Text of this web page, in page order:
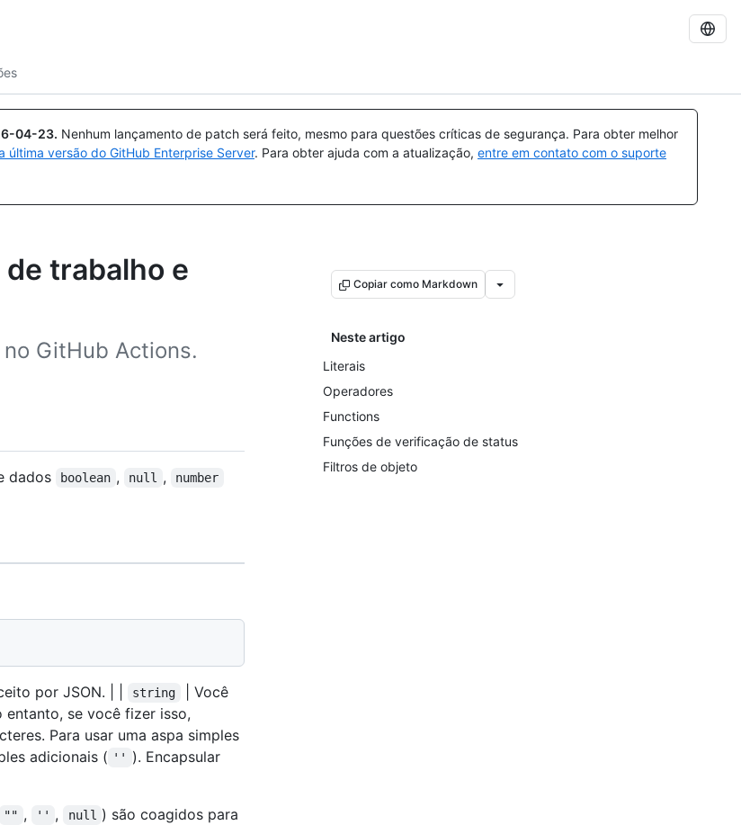
04-23. Nenhum lançamento de patch será feito, mesmo para questões críticas de segurança. Para obter melhor
última versão do GitHub Enterprise Server. Para obter ajuda com a atualização, entre em contato com o suporte
trabalho e
GitHub Actions.
Copiar como Markdown
Neste artigo
Literais
Operadores
Functions
Funções de verificação de status
Filtros de objeto
dados boolean , null , number
por JSON. | | string
| Você
entanto, se você fizer isso,
Para usar uma aspa simples
adicionais ( ''
). Encapsular
"" , '' , null ) são coagidos para